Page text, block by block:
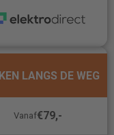
LANGS DE WEG
Vanaf€79,-